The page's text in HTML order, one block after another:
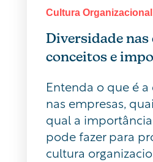
Cultura Organizacional
Diversidade nas
conceitos e
Entenda o que é
nas empresas,
qual a
pode fazer para
cultura